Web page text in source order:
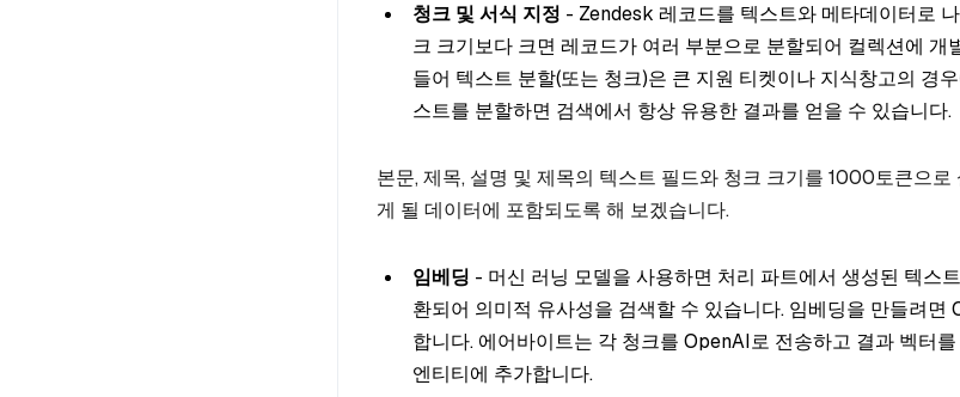
청크 및 서식 지정 - Zendesk 레코드를 텍스트와 메타데이터로
크 크기보다 크면 레코드가 여러 부분으로 분할되어 컬렉션에 개
들어 텍스트 분할(또는 청크)은 큰 지원 티켓이나 지식창고의 경
스트를 분할하면 검색에서 항상 유용한 결과를 얻을 수 있습니다.
본문, 제목, 설명 및 제목의 텍스트 필드와 청크 크기를 1000토큰으
게 될 데이터에 포함되도록 해 보겠습니다.
임베딩 - 머신 러닝 모델을 사용하면 처리 파트에서 생성된 텍스
환되어 의미적 유사성을 검색할 수 있습니다. 임베딩을 만들려면
합니다. 에어바이트는 각 청크를 OpenAI로 전송하고 결과 벡터
엔티티에 추가합니다.